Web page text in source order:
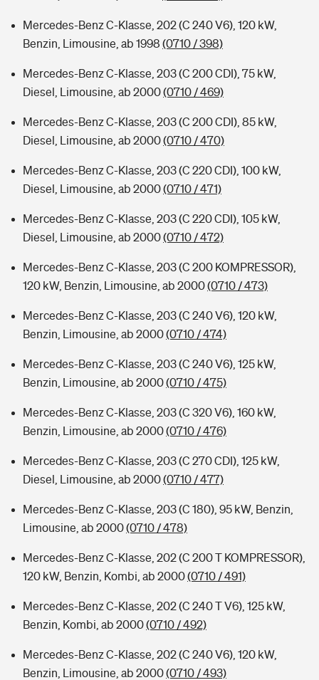
Mercedes-Benz C-Klasse, 202 (C 240 V6), 120 kW,
Benzin, Limousine, ab 1998 (0710 / 398)
Mercedes-Benz C-Klasse, 203 (C 200 CDI), 75 kW,
Diesel, Limousine, ab 2000(0710 / 469)
Mercedes-Benz C-Klasse, 203 (C 200 CDI), 85 kW,
Diesel, Limousine, ab 2000(0710 / 470)
Mercedes-Benz C-Klasse, 203 (C 220 CDI), 100 kW,
Diesel, Limousine, ab 2000(0710 / 471)
Mercedes-Benz C-Klasse, 203 (C 220 CDI), 105 kW,
Diesel, Limousine, ab 2000(0710 / 472)
Mercedes-Benz C-Klasse, 203 (C 200 KOMPRESSOR),
120 kW, Benzin, Limousine, ab 2000(0710 / 473)
Mercedes-Benz C-Klasse, 203 (C 240 V6), 120 kW,
Benzin, Limousine, ab 2000(0710 / 474)
Mercedes-Benz C-Klasse, 203 (C 240 V6), 125 kW,
Benzin, Limousine, ab 2000(0710 / 475)
Mercedes-Benz C-Klasse, 203 (C 320 V6), 160 kW,
Benzin, Limousine, ab 2000(0710 / 476)
Mercedes-Benz C-Klasse, 203 (C 270 CDI), 125 kW,
Diesel, Limousine, ab 2000(0710 / 477)
Mercedes-Benz C-Klasse, 203 (C 180), 95 kW, Benzin,
Limousine, ab 2000(0710 / 478)
Mercedes-Benz C-Klasse, 202 (C 200 T KOMPRESSOR),
120 kW, Benzin, Kombi, ab 2000(0710 / 491)
Mercedes-Benz C-Klasse, 202 (C 240 T V6), 125 kW,
Benzin, Kombi, ab 2000(0710 / 492)
Mercedes-Benz C-Klasse, 202 (C 240 V6), 120 kW,
Benzin, Limousine, ab 2000(0710 / 493)